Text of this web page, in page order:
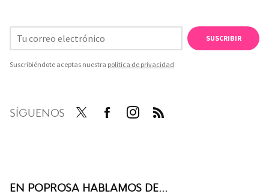
SUSCRIBIR
Suscribiéndote aceptas nuestra política de privacidad
SÍGUENOS
EN POPROSA HABLAMOS DE...